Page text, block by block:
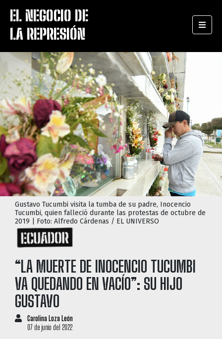
EL NEGOCIO DE
LA REPRESIÓN
Gustavo Tucumbi visita la tumba de su padre, Inocencio
Tucumbi, quien falleció durante las protestas de octubre de
2019 | Foto: Alfredo Cárdenas / EL UNIVERSO
“LA MUERTE DE INOCENCIO TUCUMBI
VA QUEDANDO EN VACÍO”: SU HIJO
GUSTAVO
Carolina Loza León
07 de junio del 2022